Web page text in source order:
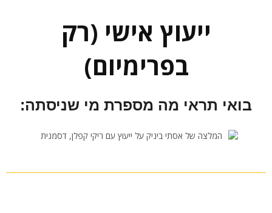
ייעוץ אישי (רק
בפרימיום)
בואי תראי מה מספרת מי שניסתה: